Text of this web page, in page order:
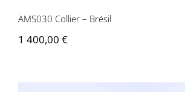
AMS030 Collier – Brésil
1 400,00 €